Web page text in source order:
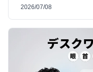
2026/07/08